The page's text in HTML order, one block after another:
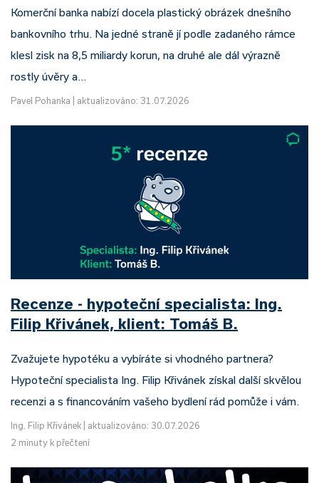
Komerční banka nabízí docela plastický obrázek dnešního
bankovního trhu. Na jedné straně jí podle zadaného rámce
klesl zisk na 8,5 miliardy korun, na druhé ale dál výrazně
rostly úvěry a…
Pavel Pohanka aktualizováno: 31.07.2026
Recenze - hypoteční specialista: Ing.
Filip Křivánek, klient: Tomáš B.
Zvažujete hypotéku a vybíráte si vhodného partnera?
Hypoteční specialista Ing. Filip Křivánek získal další skvělou
recenzi a s financováním vašeho bydlení rád pomůže i vám.
Ing. Filip Křivánek
aktualizováno: 30.07.2026
2 minuty k přečtení